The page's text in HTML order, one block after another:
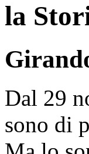
la
Dal 29
sono di